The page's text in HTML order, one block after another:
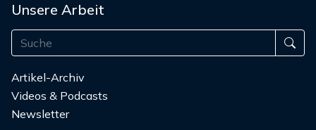
Unsere Arbeit
Artikel-Archiv
Videos & Podcasts
Newsletter